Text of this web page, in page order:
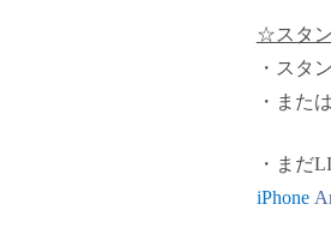
☆スタン
・スタ
・また
・まだ
iPhone